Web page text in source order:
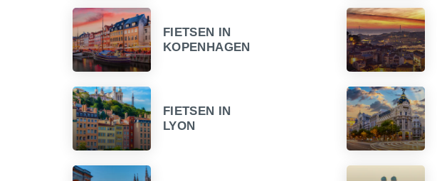
FIETSEN IN
KOPENHAGEN
FIETSEN IN
LYON